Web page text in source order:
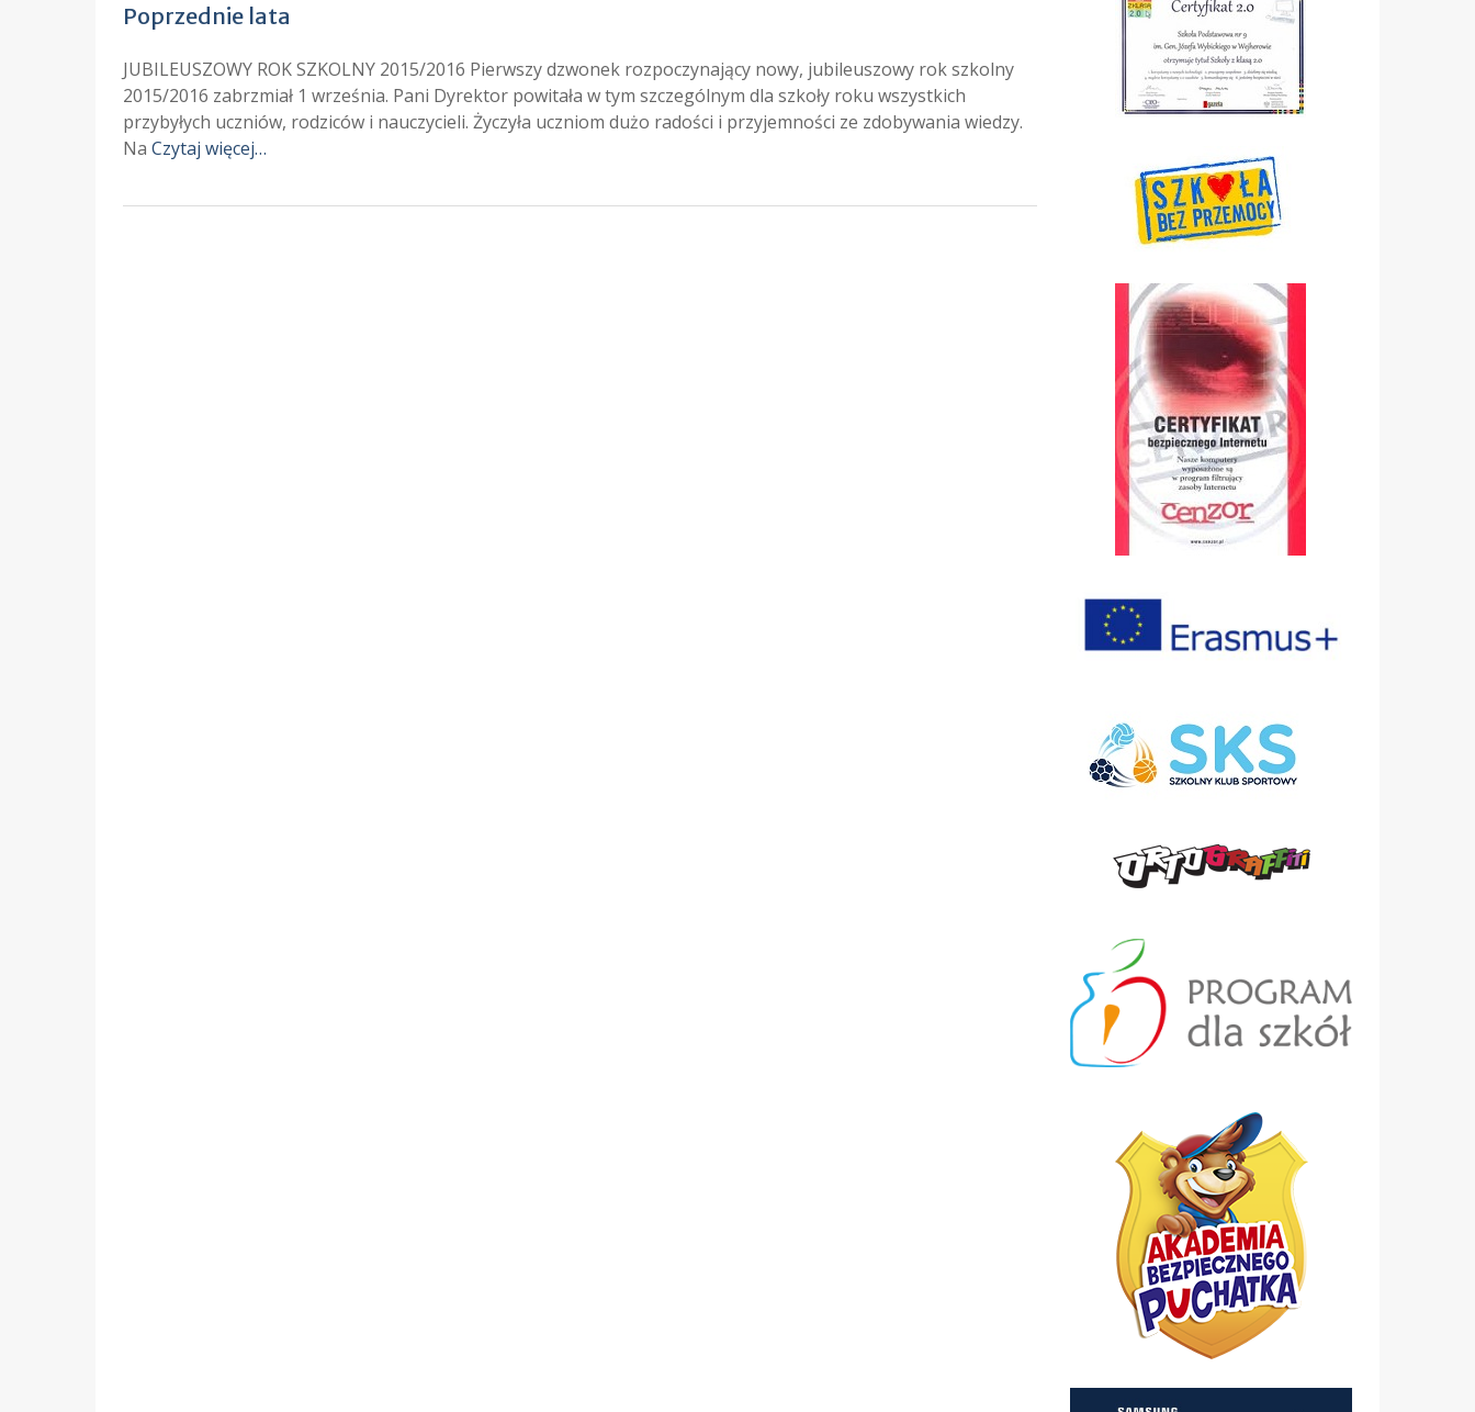
Poprzednie lata
JUBILEUSZOWY ROK SZKOLNY 2015/2016 Pierwszy dzwonek rozpoczynający nowy, jubileuszowy rok szkolny
2015/2016 zabrzmiał 1 września. Pani Dyrektor powitała w tym szczególnym dla szkoły roku wszystkich
przybyłych uczniów, rodziców i nauczycieli. Życzyła uczniom dużo radości i przyjemności ze zdobywania wiedzy.
Na Czytaj więcej…